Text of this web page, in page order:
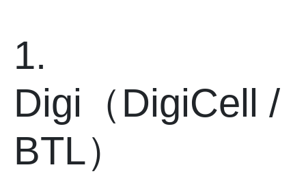
1.
Digi（DigiCell /
BTL）